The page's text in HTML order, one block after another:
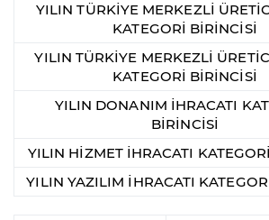
YILIN TÜRKİYE MERKEZLİ
KATEGORİ BİRİNCİSİ
YILIN TÜRKİYE MERKEZLİ
KATEGORİ BİRİNCİSİ
YILIN DONANIM İHRACATI
BİRİNCİSİ
YILIN HİZMET İHRACATI
YILIN YAZILIM İHRACATI